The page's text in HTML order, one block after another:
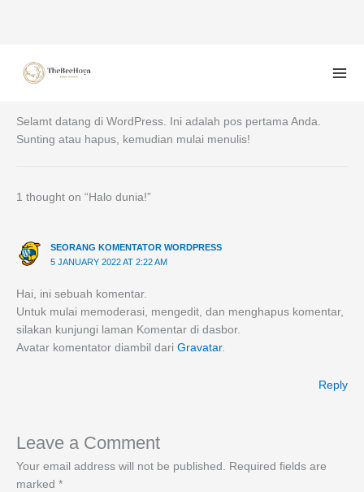
1 Comment
Selamt datang di WordPress. Ini adalah pos pertama Anda.
Sunting atau hapus, kemudian mulai menulis!
1 thought on “Halo dunia!”
SEORANG KOMENTATOR WORDPRESS
5 JANUARY 2022 AT 2:22 AM
Hai, ini sebuah komentar.
Untuk mulai memoderasi, mengedit, dan menghapus komentar,
silakan kunjungi laman Komentar di dasbor.
Avatar komentator diambil dari Gravatar.
Reply
Leave a Comment
Your email address will not be published. Required fields are
marked *